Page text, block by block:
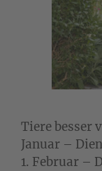
Tiere besser
Januar –
1. Februar –